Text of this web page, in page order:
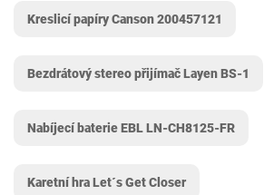
Kreslicí papíry Canson 200457121
Bezdrátový stereo přijímač Layen ‎BS-1
Nabíjecí baterie EBL LN-CH8125-FR
Karetní hra Let´s Get Closer